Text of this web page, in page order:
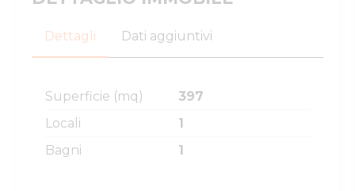
Dettagli Dati aggiuntivi
Superficie (mq)
397
Locali
1
Bagni
1